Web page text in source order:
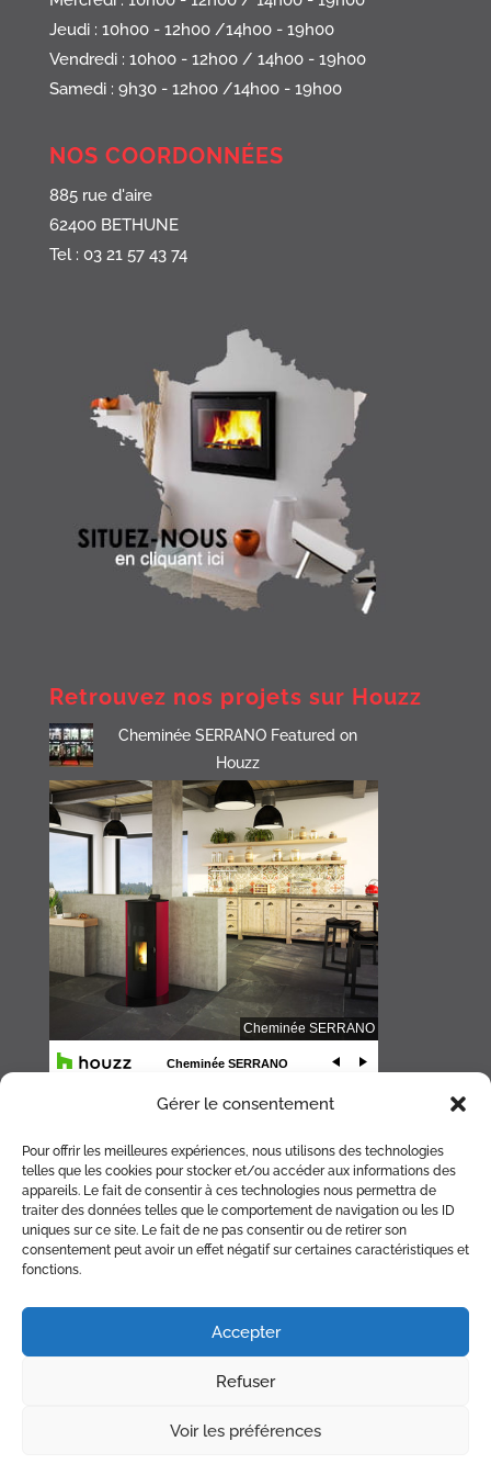
Gérer le consentement
Pour offrir les meilleures expériences, nous utilisons des technologies
telles que les cookies pour stocker et/ou accéder aux informations des
appareils. Le fait de consentir à ces technologies nous permettra de
traiter des données telles que le comportement de navigation ou les ID
uniques sur ce site. Le fait de ne pas consentir ou de retirer son
consentement peut avoir un effet négatif sur certaines caractéristiques et
fonctions.
Accepter
Refuser
Voir les préférences
Jeudi : 10h00 - 12h00 /14h00 - 19h00
Vendredi : 10h00 - 12h00 / 14h00 - 19h00
Samedi : 9h30 - 12h00 /14h00 - 19h00
NOS COORDONNÉES
885 rue d'aire
62400 BETHUNE
Tel : 03 21 57 43 74
Retrouvez nos projets sur Houzz
Cheminée SERRANO Featured on
Houzz
ACCESSOIRES
RÉALISATIONS
PARTENAIRES
PLAN
RDV RAMONAGE